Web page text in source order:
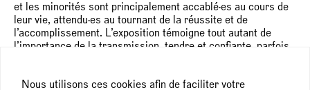
Nous utilisons ces cookies afin de faciliter votre
et les minorités sont principalement accablé·es au cours de
leur vie, attendu·es au tournant de la réussite et de
l’accomplissement. L’exposition témoigne tout autant de
l’importance de la transmission, tendre et confiante, parfois
entourage parfois contraignant et de notre passé